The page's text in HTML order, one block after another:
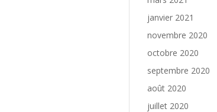
janvier 2021
novembre 2020
octobre 2020
septembre 2020
août 2020
juillet 2020